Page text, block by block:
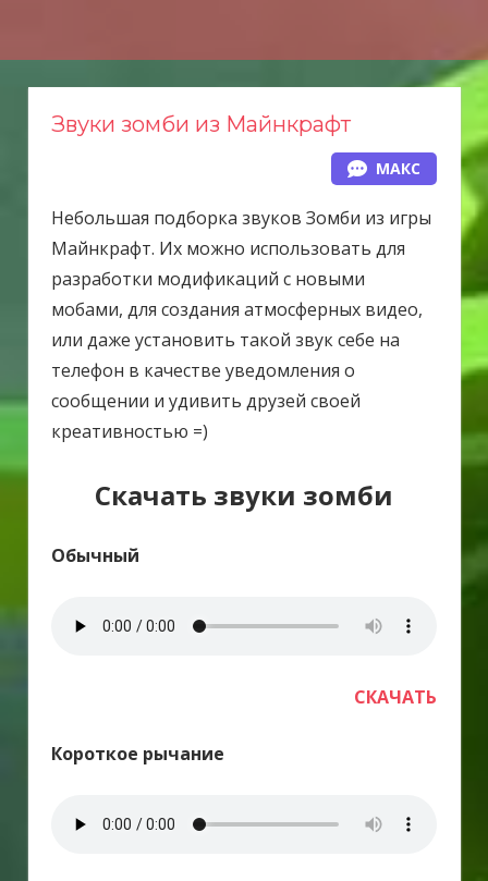
Звуки зомби из Майнкрафт
МАКС
Небольшая подборка звуков Зомби из игры
Майнкрафт. Их можно использовать для
разработки модификаций с новыми
мобами, для создания атмосферных видео,
или даже установить такой звук себе на
телефон в качестве уведомления о
сообщении и удивить друзей своей
креативностью =)
Скачать звуки зомби
Обычный
СКАЧАТЬ
Короткое рычание